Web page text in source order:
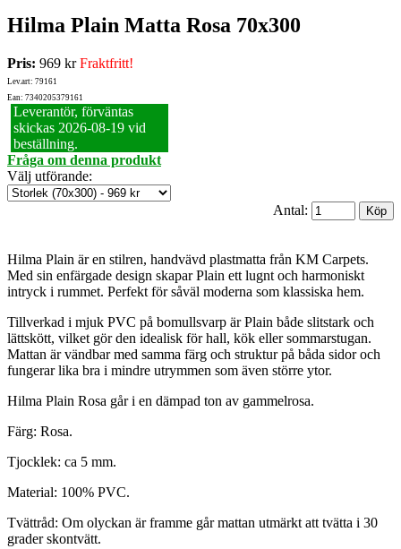
Hilma Plain Matta Rosa 70x300
Pris: 969 krFraktfritt!
Lev.art: 79161
Ean: 7340205379161
Leverantör, förväntas
skickas 2026‑08‑19 vid
beställning.
Fråga om denna produkt
Välj utförande:
Antal:
Hilma Plain är en stilren, handvävd plastmatta från KM Carpets.
Med sin enfärgade design skapar Plain ett lugnt och harmoniskt
intryck i rummet. Perfekt för såväl moderna som klassiska hem.
Tillverkad i mjuk PVC på bomullsvarp är Plain både slitstark och
lättskött, vilket gör den idealisk för hall, kök eller sommarstugan.
Mattan är vändbar med samma färg och struktur på båda sidor och
fungerar lika bra i mindre utrymmen som även större ytor.
Hilma Plain Rosa går i en dämpad ton av gammelrosa.
Färg: Rosa.
Tjocklek: ca 5 mm.
Material: 100% PVC.
Tvättråd: Om olyckan är framme går mattan utmärkt att tvätta i 30
grader skontvätt.